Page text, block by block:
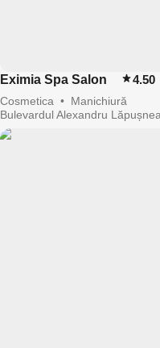
Eximia Spa Salon 4.50
Cosmetica • Manichiură
Bulevardul Alexandru